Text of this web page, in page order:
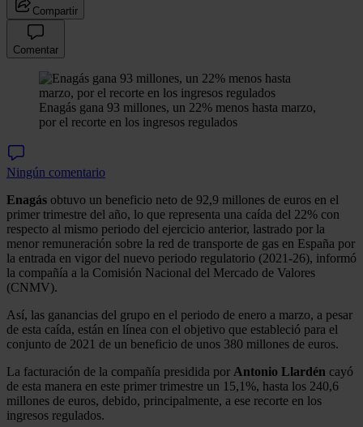
Compartir
Comentar
Enagás gana 93 millones, un 22% menos hasta marzo,
por el recorte en los ingresos regulados
Ningún comentario
Enagás obtuvo un beneficio neto de 92,9 millones de euros en el
primer trimestre del año, lo que representa una caída del 22% con
respecto al mismo periodo del ejercicio anterior, lastrado por la
menor remuneración sobre la red de transporte de gas en España por
la entrada en vigor del nuevo periodo regulatorio (2021-26), informó
la compañía a la Comisión Nacional del Mercado de Valores
(CNMV).
Así, las ganancias del grupo en el periodo de enero a marzo, a pesar
de esta caída, están en línea con el objetivo que estableció para el
conjunto de 2021 de un beneficio de unos 380 millones de euros.
La facturación de la compañía presidida por Antonio Llardén cayó
de esta manera en este primer trimestre un 15,1%, hasta los 240,6
millones de euros, debido, principalmente, a ese recorte en los
ingresos regulados.